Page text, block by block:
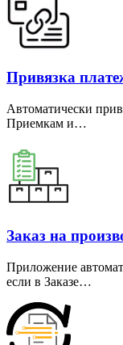
Привязка
Автоматически
Приемкам и…
Заказ на
Приложение
если в Заказе…